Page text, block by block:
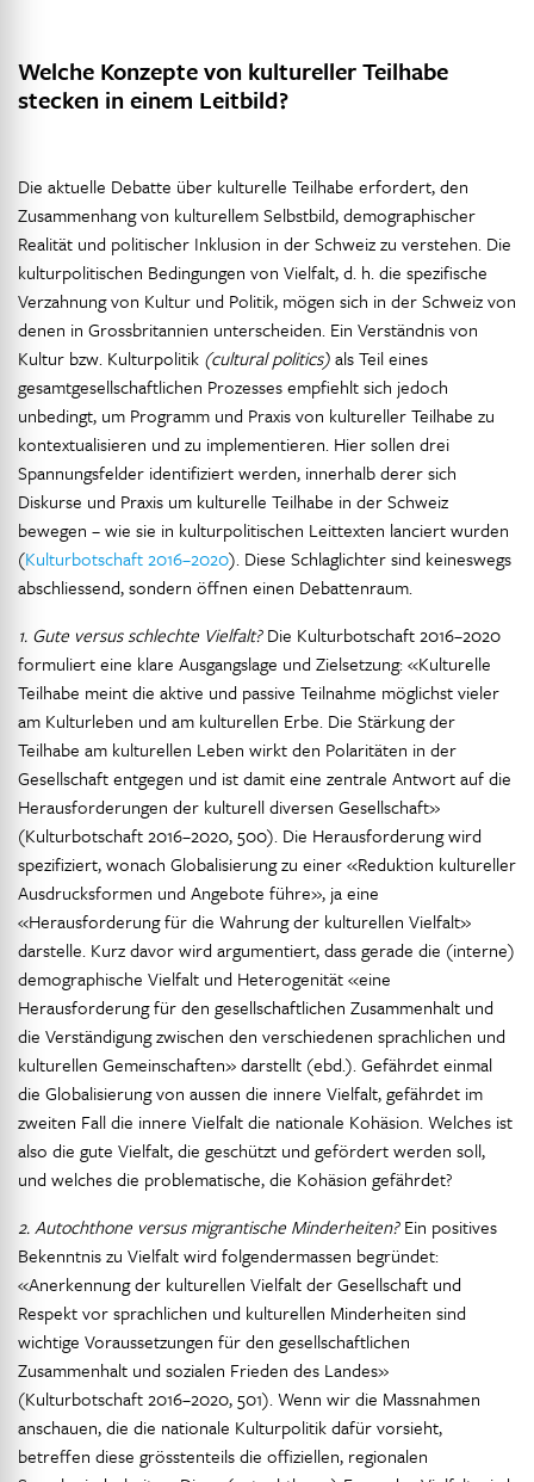
Welche Konzepte von kultureller Teilhabe
stecken in einem Leitbild?
Die aktuelle Debatte über kulturelle Teilhabe erfordert, den
Zusammenhang von kulturellem Selbstbild, demographischer
Realität und politischer Inklusion in der Schweiz zu verstehen. Die
kulturpolitischen Bedingungen von Vielfalt, d. h. die spezifische
Verzahnung von Kultur und Politik, mögen sich in der Schweiz von
denen in Grossbritannien unterscheiden. Ein Verständnis von
Kultur bzw. Kulturpolitik (cultural politics)als Teil eines
gesamtgesellschaftlichen Prozesses empfiehlt sich jedoch
unbedingt, um Programm und Praxis von kultureller Teilhabe zu
kontextualisieren und zu implementieren. Hier sollen drei
Spannungsfelder identifiziert werden, innerhalb derer sich
Diskurse und Praxis um kulturelle Teilhabe in der Schweiz
bewegen – wie sie in kulturpolitischen Leittexten lanciert wurden
(Kulturbotschaft 2016–2020). Diese Schlaglichter sind keineswegs
abschliessend, sondern öffnen einen Debattenraum.
1. Gute versus schlechte Vielfalt?Die Kulturbotschaft 2016–2020
formuliert eine klare Ausgangslage und Zielsetzung: «Kulturelle
Teilhabe meint die aktive und passive Teilnahme möglichst vieler
am Kulturleben und am kulturellen Erbe. Die Stärkung der
Teilhabe am kulturellen Leben wirkt den Polaritäten in der
Gesellschaft entgegen und ist damit eine zentrale Antwort auf die
Herausforderungen der kulturell diversen Gesellschaft»
(Kulturbotschaft 2016–2020, 500). Die Herausforderung wird
spezifiziert, wonach Globalisierung zu einer «Reduktion kultureller
Ausdrucksformen und Angebote führe», ja eine
«Herausforderung für die Wahrung der kulturellen Vielfalt»
darstelle. Kurz davor wird argumentiert, dass gerade die (interne)
demographische Vielfalt und Heterogenität «eine
Herausforderung für den gesellschaftlichen Zusammenhalt und
die Verständigung zwischen den verschiedenen sprachlichen und
kulturellen Gemeinschaften» darstellt (ebd.). Gefährdet einmal
die Globalisierung von aussen die innere Vielfalt, gefährdet im
zweiten Fall die innere Vielfalt die nationale Kohäsion. Welches ist
also die gute Vielfalt, die geschützt und gefördert werden soll,
und welches die problematische, die Kohäsion gefährdet?
2. Autochthone versus migrantische Minderheiten?Ein positives
Bekenntnis zu Vielfalt wird folgendermassen begründet:
«Anerkennung der kulturellen Vielfalt der Gesellschaft und
Respekt vor sprachlichen und kulturellen Minderheiten sind
wichtige Voraussetzungen für den gesellschaftlichen
Zusammenhalt und sozialen Frieden des Landes»
(Kulturbotschaft 2016–2020, 501). Wenn wir die Massnahmen
anschauen, die die nationale Kulturpolitik dafür vorsieht,
betreffen diese grösstenteils die offiziellen, regionalen